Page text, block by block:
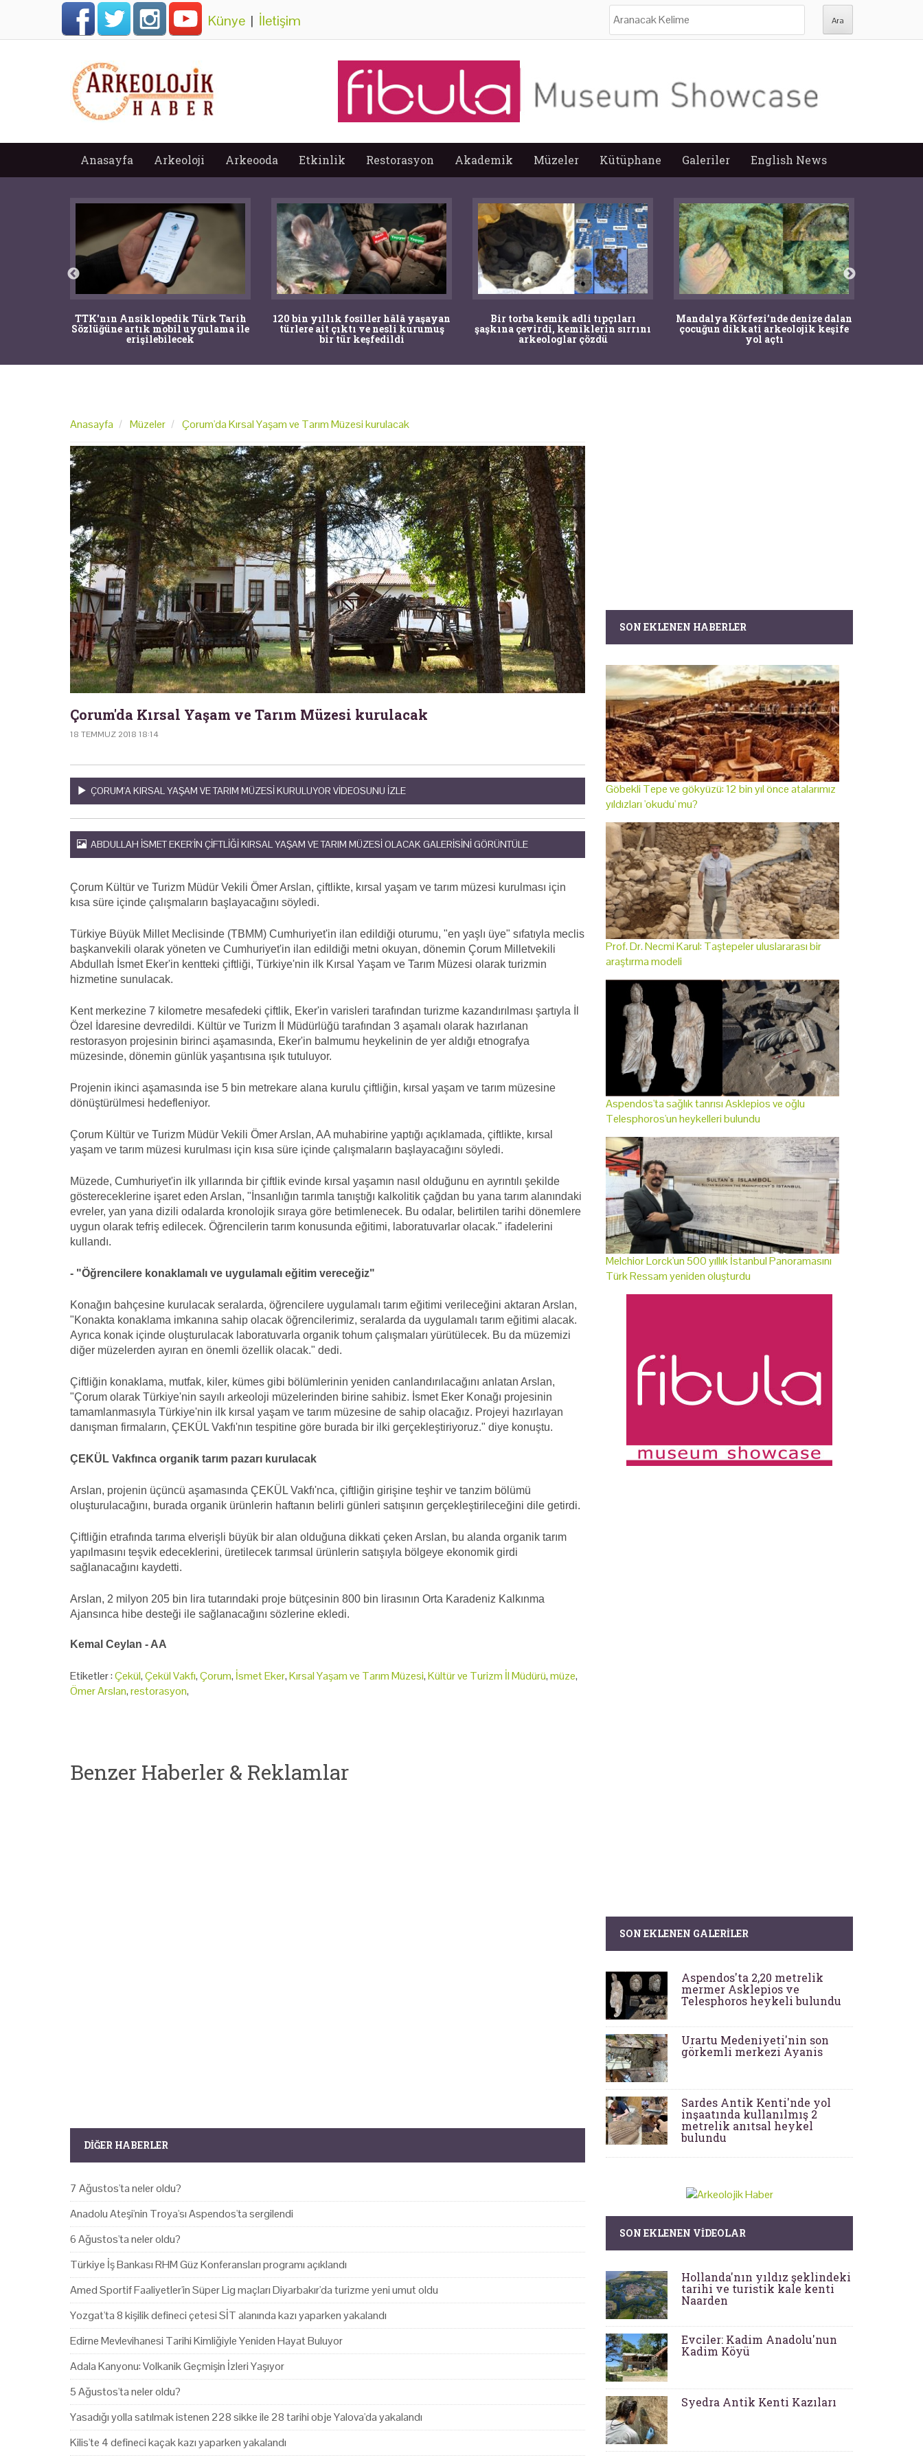
Künye | İletişim
Anasayfa Arkeoloji Arkeooda Etkinlik Restorasyon Akademik Müzeler Kütüphane Galeriler English News
TTK'nın Ansiklopedik Türk Tarih
Sözlüğüne artık mobil uygulama ile
erişilebilecek
120 bin yıllık fosiller hâlâ yaşayan
türlere ait çıktı ve nesli kurumuş
bir tür keşfedildi
Bir torba kemik adli tıpçıları
şaşkına çevirdi, kemiklerin sırrını
arkeologlar çözdü
Mandalya Körfezi’nde denize dalan
çocuğun dikkati arkeolojik keşife
yol açtı
Anasayfa Müzeler Çorum'da Kırsal Yaşam ve Tarım Müzesi kurulacak
Çorum'da Kırsal Yaşam ve Tarım Müzesi kurulacak
18 TEMMUZ 2018 18:14
ÇORUM'A KIRSAL YAŞAM VE TARIM MÜZESI KURULUYOR VIDEOSUNU IZLE
ABDULLAH İSMET EKER'IN ÇIFTLIĞI KIRSAL YAŞAM VE TARIM MÜZESI OLACAK GALERISINI GÖRÜNTÜLE
Çorum Kültür ve Turizm Müdür Vekili Ömer Arslan, çiftlikte, kırsal yaşam ve tarım müzesi kurulması için
kısa süre içinde çalışmaların başlayacağını söyledi.
Türkiye Büyük Millet Meclisinde (TBMM) Cumhuriyet'in ilan edildiği oturumu, "en yaşlı üye" sıfatıyla meclis
başkanvekili olarak yöneten ve Cumhuriyet'in ilan edildiği metni okuyan, dönemin Çorum Milletvekili
Abdullah İsmet Eker'in kentteki çiftliği, Türkiye'nin ilk Kırsal Yaşam ve Tarım Müzesi olarak turizmin
hizmetine sunulacak.
Kent merkezine 7 kilometre mesafedeki çiftlik, Eker'in varisleri tarafından turizme kazandırılması şartıyla İl
Özel İdaresine devredildi. Kültür ve Turizm İl Müdürlüğü tarafından 3 aşamalı olarak hazırlanan
restorasyon projesinin birinci aşamasında, Eker'in balmumu heykelinin de yer aldığı etnografya
müzesinde, dönemin günlük yaşantısına ışık tutuluyor.
Projenin ikinci aşamasında ise 5 bin metrekare alana kurulu çiftliğin, kırsal yaşam ve tarım müzesine
dönüştürülmesi hedefleniyor.
Çorum Kültür ve Turizm Müdür Vekili Ömer Arslan, AA muhabirine yaptığı açıklamada, çiftlikte, kırsal
yaşam ve tarım müzesi kurulması için kısa süre içinde çalışmaların başlayacağını söyledi.
Müzede, Cumhuriyet'in ilk yıllarında bir çiftlik evinde kırsal yaşamın nasıl olduğunu en ayrıntılı şekilde
göstereceklerine işaret eden Arslan, "İnsanlığın tarımla tanıştığı kalkolitik çağdan bu yana tarım alanındaki
evreler, yan yana dizili odalarda kronolojik sıraya göre betimlenecek. Bu odalar, belirtilen tarihi dönemlere
uygun olarak tefriş edilecek. Öğrencilerin tarım konusunda eğitimi, laboratuvarlar olacak." ifadelerini
kullandı.
- "Öğrencilere konaklamalı ve uygulamalı eğitim vereceğiz"
Konağın bahçesine kurulacak seralarda, öğrencilere uygulamalı tarım eğitimi verileceğini aktaran Arslan,
"Konakta konaklama imkanına sahip olacak öğrencilerimiz, seralarda da uygulamalı tarım eğitimi alacak.
Ayrıca konak içinde oluşturulacak laboratuvarla organik tohum çalışmaları yürütülecek. Bu da müzemizi
diğer müzelerden ayıran en önemli özellik olacak." dedi.
Çiftliğin konaklama, mutfak, kiler, kümes gibi bölümlerinin yeniden canlandırılacağını anlatan Arslan,
"Çorum olarak Türkiye'nin sayılı arkeoloji müzelerinden birine sahibiz. İsmet Eker Konağı projesinin
tamamlanmasıyla Türkiye'nin ilk kırsal yaşam ve tarım müzesine de sahip olacağız. Projeyi hazırlayan
danışman firmaların, ÇEKÜL Vakfı'nın tespitine göre burada bir ilki gerçekleştiriyoruz." diye konuştu.
ÇEKÜL Vakfınca organik tarım pazarı kurulacak
Arslan, projenin üçüncü aşamasında ÇEKÜL Vakfı'nca, çiftliğin girişine teşhir ve tanzim bölümü
oluşturulacağını, burada organik ürünlerin haftanın belirli günleri satışının gerçekleştirileceğini dile getirdi.
Çiftliğin etrafında tarıma elverişli büyük bir alan olduğuna dikkati çeken Arslan, bu alanda organik tarım
yapılmasını teşvik edeceklerini, üretilecek tarımsal ürünlerin satışıyla bölgeye ekonomik girdi
sağlanacağını kaydetti.
Arslan, 2 milyon 205 bin lira tutarındaki proje bütçesinin 800 bin lirasının Orta Karadeniz Kalkınma
Ajansınca hibe desteği ile sağlanacağını sözlerine ekledi.
Kemal Ceylan - AA
Etiketler :Çekül,Çekül Vakfı,Çorum, İsmet Eker,Kırsal Yaşam ve Tarım Müzesi,Kültür ve Turizm İl Müdürü,müze,
Ömer Arslan,restorasyon,
Benzer Haberler & Reklamlar
DIĞER HABERLER
7 Ağustos'ta neler oldu?
Anadolu Ateşi'nin Troya'sı Aspendos'ta sergilendi
6 Ağustos'ta neler oldu?
Türkiye İş Bankası RHM Güz Konferansları programı açıklandı
Amed Sportif Faaliyetler'in Süper Lig maçları Diyarbakır'da turizme yeni umut oldu
Yozgat'ta 8 kişilik defineci çetesi SİT alanında kazı yaparken yakalandı
Edirne Mevlevihanesi Tarihi Kimliğiyle Yeniden Hayat Buluyor
Adala Kanyonu: Volkanik Geçmişin İzleri Yaşıyor
5 Ağustos'ta neler oldu?
Yasadığı yolla satılmak istenen 228 sikke ile 28 tarihi obje Yalova'da yakalandı
Kilis'te 4 defineci kaçak kazı yaparken yakalandı
SON EKLENEN HABERLER
Göbekli Tepe ve gökyüzü: 12 bin yıl önce atalarımız
yıldızları 'okudu' mu?
Prof. Dr. Necmi Karul: Taştepeler uluslararası bir
araştırma modeli
Aspendos'ta sağlık tanrısı Asklepios ve oğlu
Telesphoros'un heykelleri bulundu
Melchior Lorck'un 500 yıllık İstanbul Panoramasını
Türk Ressam yeniden oluşturdu
SON EKLENEN GALERILER
Aspendos'ta 2,20 metrelik
mermer Asklepios ve
Telesphoros heykeli bulundu
Urartu Medeniyeti'nin son
görkemli merkezi Ayanis
Sardes Antik Kenti'nde yol
inşaatında kullanılmış 2
metrelik anıtsal heykel
bulundu
SON EKLENEN VIDEOLAR
Hollanda'nın yıldız şeklindeki
tarihi ve turistik kale kenti
Naarden
Evciler: Kadim Anadolu'nun
Kadim Köyü
Syedra Antik Kenti Kazıları